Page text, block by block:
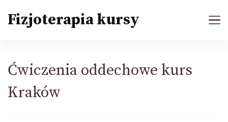
Fizjoterapia kursy
Ćwiczenia oddechowe kurs
Kraków